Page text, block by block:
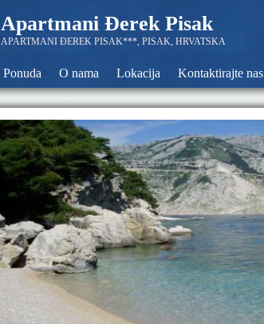
Apartmani Đerek Pisak
APARTMANI ĐEREK PISAK***, PISAK, HRVATSKA
Ponuda O nama Lokacija Kontaktirajte nas